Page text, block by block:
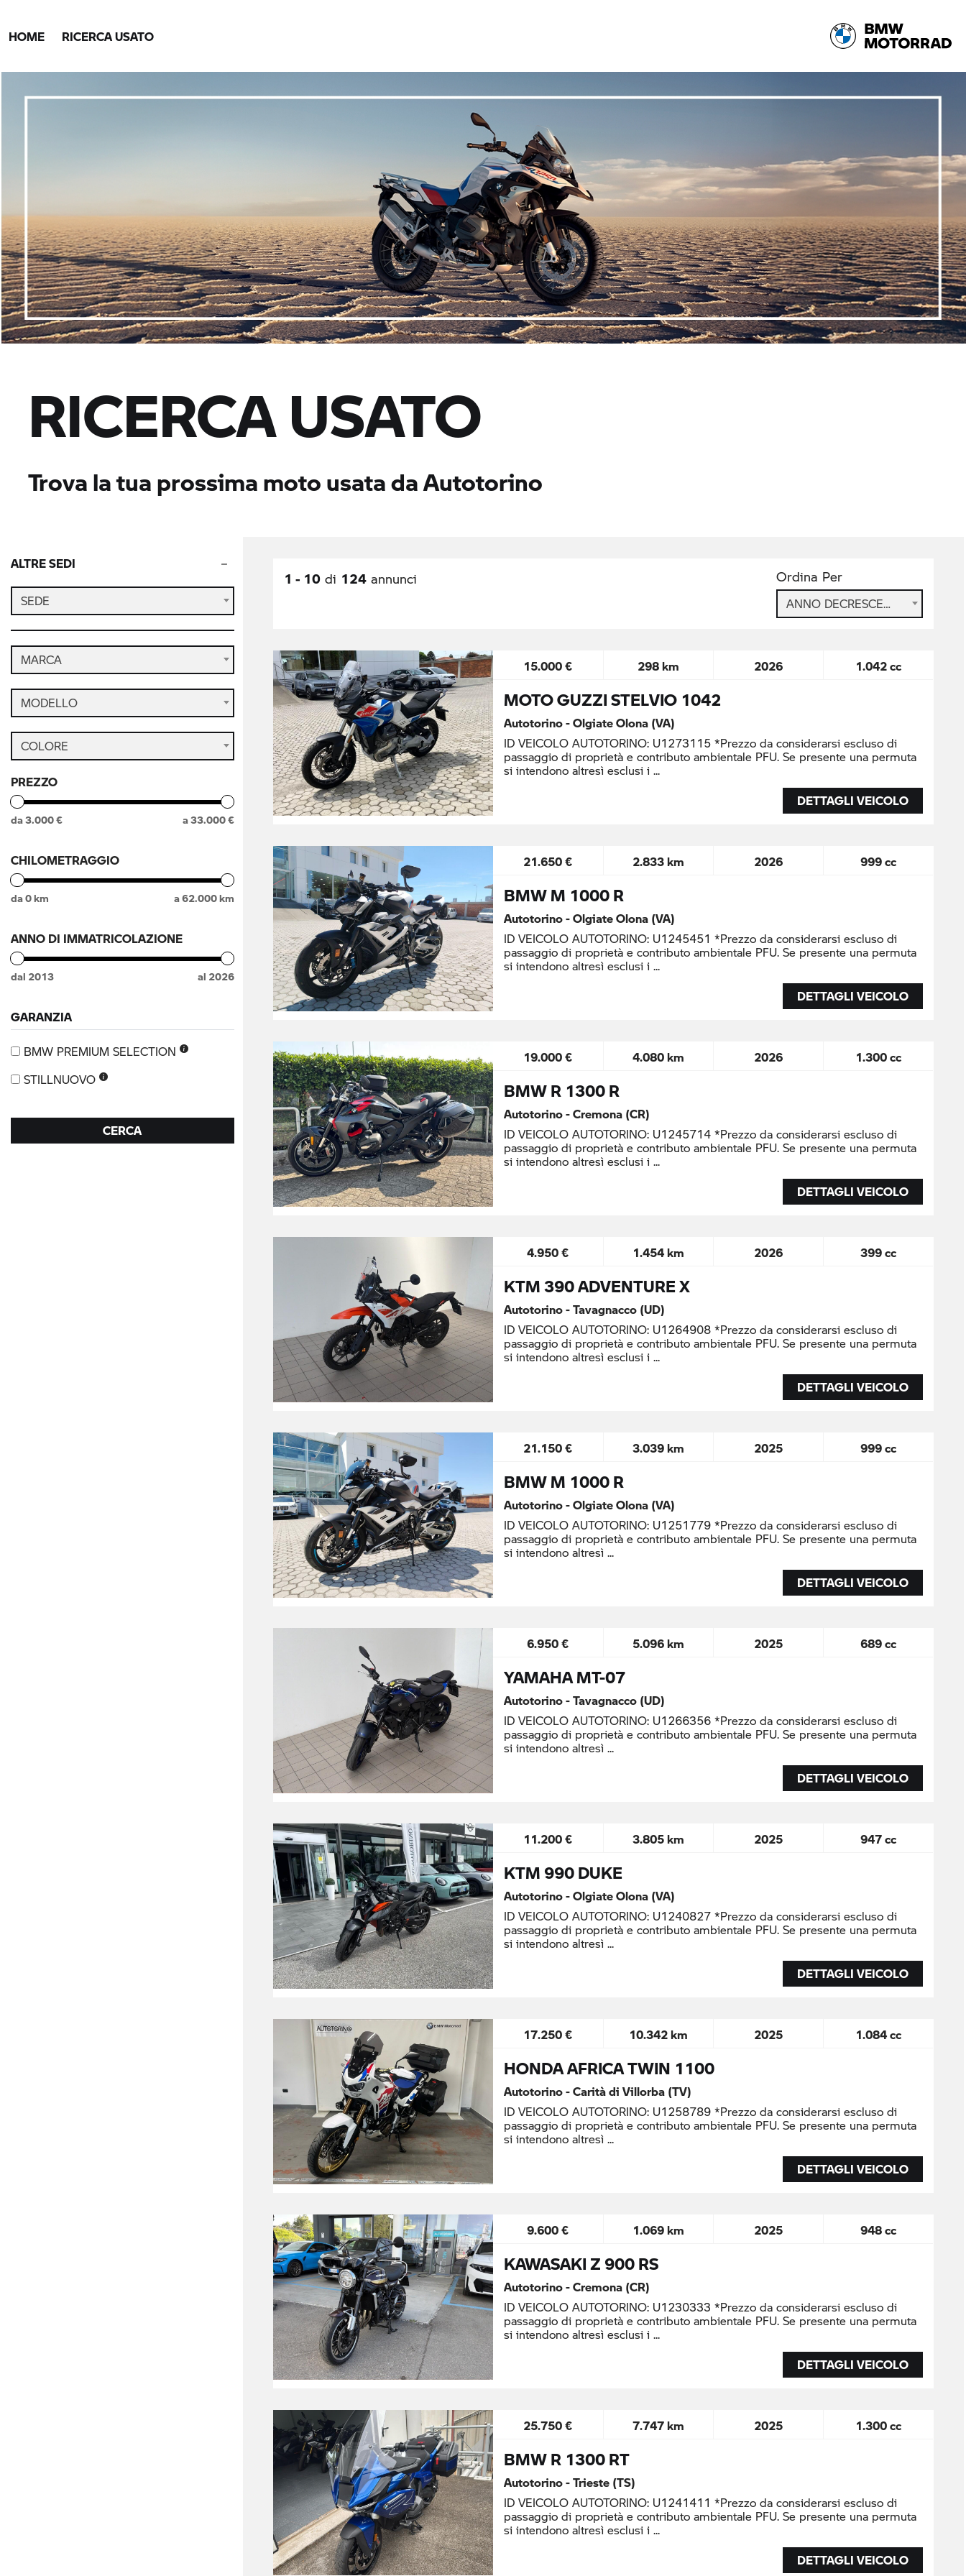
HOME RICERCA USATO
RICERCA USATO
Trova la tua prossima moto usata da Autotorino
ALTRE SEDI
SEDE
MARCA
MODELLO
COLORE
PREZZO
da3.000€ a33.000€
CHILOMETRAGGIO
da0km a62.000km
ANNO DI IMMATRICOLAZIONE
dal 2013 al 2026
GARANZIA
BMW PREMIUM SELECTION
STILLNUOVO
CERCA
1 - 10di 124annunci Ordina Per
ANNO DECRESCENTE
15.000 € 298 km 2026 1.042 cc
MOTO GUZZI STELVIO 1042
Autotorino - Olgiate Olona (VA)
ID VEICOLO AUTOTORINO: U1273115 *Prezzo da considerarsi escluso di
passaggio di proprietà e contributo ambientale PFU. Se presente una permuta
si intendono altresì esclusi i
DETTAGLI VEICOLO
21.650 € 2.833 km 2026 999 cc
BMW M 1000 R
Autotorino - Olgiate Olona (VA)
ID VEICOLO AUTOTORINO: U1245451 *Prezzo da considerarsi escluso di
passaggio di proprietà e contributo ambientale PFU. Se presente una permuta
si intendono altresì esclusi i
DETTAGLI VEICOLO
19.000 € 4.080 km 2026 1.300 cc
BMW R 1300 R
Autotorino - Cremona (CR)
ID VEICOLO AUTOTORINO: U1245714 *Prezzo da considerarsi escluso di
passaggio di proprietà e contributo ambientale PFU. Se presente una permuta
si intendono altresì esclusi i
DETTAGLI VEICOLO
4.950 € 1.454 km 2026 399 cc
KTM 390 ADVENTURE X
Autotorino - Tavagnacco (UD)
ID VEICOLO AUTOTORINO: U1264908 *Prezzo da considerarsi escluso di
passaggio di proprietà e contributo ambientale PFU. Se presente una permuta
si intendono altresì esclusi i
DETTAGLI VEICOLO
21.150 € 3.039 km 2025 999 cc
BMW M 1000 R
Autotorino - Olgiate Olona (VA)
ID VEICOLO AUTOTORINO: U1251779 *Prezzo da considerarsi escluso di
passaggio di proprietà e contributo ambientale PFU. Se presente una permuta
si intendono altresì
DETTAGLI VEICOLO
6.950 € 5.096 km 2025 689 cc
YAMAHA MT-07
Autotorino - Tavagnacco (UD)
ID VEICOLO AUTOTORINO: U1266356 *Prezzo da considerarsi escluso di
passaggio di proprietà e contributo ambientale PFU. Se presente una permuta
si intendono altresì
DETTAGLI VEICOLO
11.200 € 3.805 km 2025 947 cc
KTM 990 DUKE
Autotorino - Olgiate Olona (VA)
ID VEICOLO AUTOTORINO: U1240827 *Prezzo da considerarsi escluso di
passaggio di proprietà e contributo ambientale PFU. Se presente una permuta
si intendono altresì
DETTAGLI VEICOLO
17.250 € 10.342 km 2025 1.084 cc
HONDA AFRICA TWIN 1100
Autotorino - Carità di Villorba (TV)
ID VEICOLO AUTOTORINO: U1258789 *Prezzo da considerarsi escluso di
passaggio di proprietà e contributo ambientale PFU. Se presente una permuta
si intendono altresì
DETTAGLI VEICOLO
9.600 € 1.069 km 2025 948 cc
KAWASAKI Z 900 RS
Autotorino - Cremona (CR)
ID VEICOLO AUTOTORINO: U1230333 *Prezzo da considerarsi escluso di
passaggio di proprietà e contributo ambientale PFU. Se presente una permuta
si intendono altresì esclusi i
DETTAGLI VEICOLO
25.750 € 7.747 km 2025 1.300 cc
BMW R 1300 RT
Autotorino - Trieste (TS)
ID VEICOLO AUTOTORINO: U1241411 *Prezzo da considerarsi escluso di
passaggio di proprietà e contributo ambientale PFU. Se presente una permuta
si intendono altresì esclusi i
DETTAGLI VEICOLO